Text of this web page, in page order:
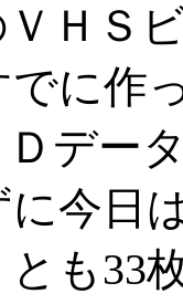
ＨＳ
に作
デー
今日
も33